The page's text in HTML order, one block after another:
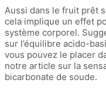
Aussi dans le fruit prêt
cela implique un effet
système corporel.
sur l’équilibre acido-
vous pouvez le placer
notre article sur la
bicarbonate de soude.